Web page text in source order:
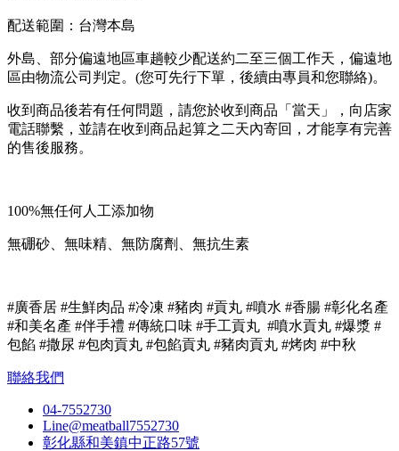
配送範圍：台灣本島
外島、部分偏遠地區車趟較少配送約二至三個工作天，偏遠地
區由物流公司判定。(您可先行下單，後續由專員和您聯絡)。
收到商品後若有任何問題，請您於收到商品「當天」，向店家
電話聯繫，並請在收到商品起算之二天內寄回，才能享有完善
的售後服務。
100%無任何人工添加物
無硼砂、無味精、無防腐劑、無抗生素
#廣香居 #生鮮肉品 #冷凍 #豬肉 #貢丸 #噴水 #香腸 #彰化名產
#和美名產 #伴手禮 #傳統口味 #手工貢丸 #噴水貢丸 #爆漿 #
包餡 #撒尿 #包肉貢丸 #包餡貢丸 #豬肉貢丸 #烤肉 #中秋
聯絡我們
04-7552730
Line@meatball7552730
彰化縣和美鎮中正路57號